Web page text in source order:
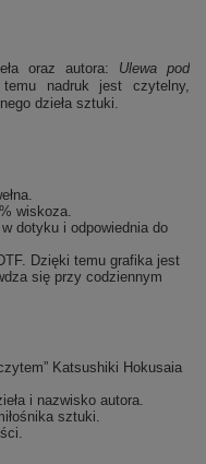
oraz autora: Ulewa pod
nadruk jest czytelny,
dzieła sztuki.
wiskoza.
dotyku i odpowiednia do
Dzięki temu grafika jest
się przy codziennym
Katsushiki Hokusaia
i nazwisko autora.
sztuki.